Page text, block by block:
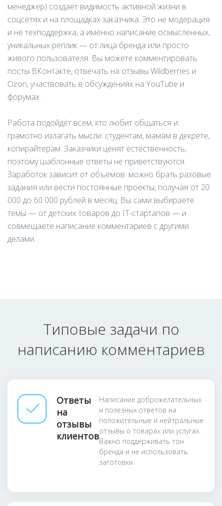
менеджер) создаёт видимость активной жизни в
соцсетях и на площадках заказчика. Это не модерация
и не техподдержка, а именно написание осмысленных,
уникальных реплик — от лица бренда или просто
живого пользователя. Вы можете комментировать
посты ВКонтакте, отвечать на отзывы Wildberries и
Ozon, участвовать в обсуждениях на YouTube и
форумах.
Работа подойдёт всем, кто любит общаться и
грамотно излагать мысли: студентам, мамам в декрете,
копирайтерам. Заказчики ценят естественность,
поэтому шаблонные ответы не приветствуются.
Заработок зависит от объёмов: можно брать разовые
задания или вести постоянные проекты, получая от 20
000 до 60 000 рублей в месяц. Вы сами выбираете
темы — от детских товаров до IT-стартапов — и
совмещаете написание комментариев с другими
делами.
Типовые задачи по
написанию комментариев
Ответы
на
отзывы
клиентов
Написание доброжелательных
и полезных ответов на
положительные и нейтральные
отзывы о товарах или услугах.
Важно поддерживать тон
бренда и не использовать
заготовки.